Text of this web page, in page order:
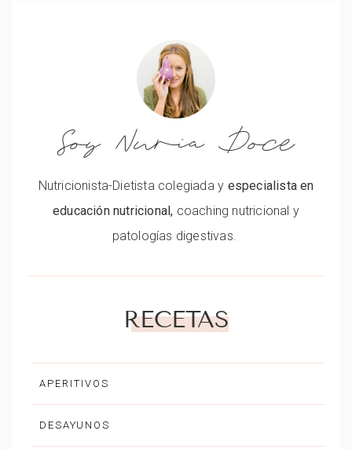
Soy Nuria Doce
Nutricionista-Dietista colegiada y especialista en
educación nutricional, coaching nutricional y
patologías digestivas.
RECETAS
APERITIVOS
DESAYUNOS